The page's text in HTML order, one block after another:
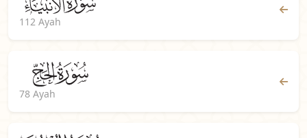
112 Ayah
78 Ayah